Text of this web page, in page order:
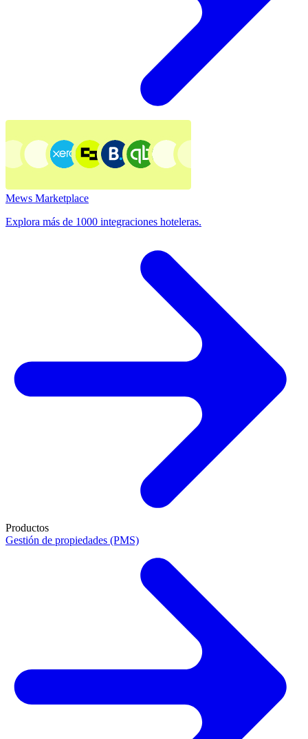
Mews Marketplace
Explora más de 1000 integraciones hoteleras.
Productos
Gestión de propiedades (PMS)